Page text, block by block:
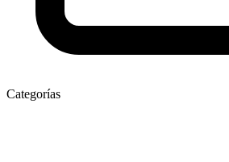
Categorías